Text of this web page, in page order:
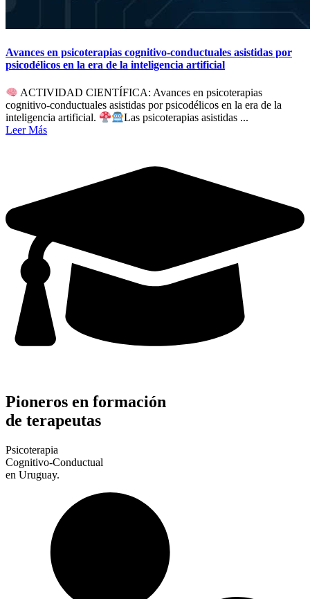
Avances en psicoterapias cognitivo-conductuales asistidas por
psicodélicos en la era de la inteligencia artificial
ACTIVIDAD CIENTÍFICA: Avances en psicoterapias
cognitivo-conductuales asistidas por psicodélicos en la era de la
inteligencia artificial.
Las psicoterapias asistidas ...
Leer Más
Pioneros en formación
de terapeutas
Psicoterapia
Cognitivo-Conductual
en Uruguay.